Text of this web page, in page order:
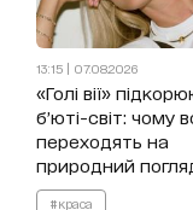
13:15 | 07.08.2026
«Голі вії»
б’юті-світ: чому
переходять на
природний
#краса